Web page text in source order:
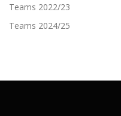
Teams 2022/23
Teams 2024/25